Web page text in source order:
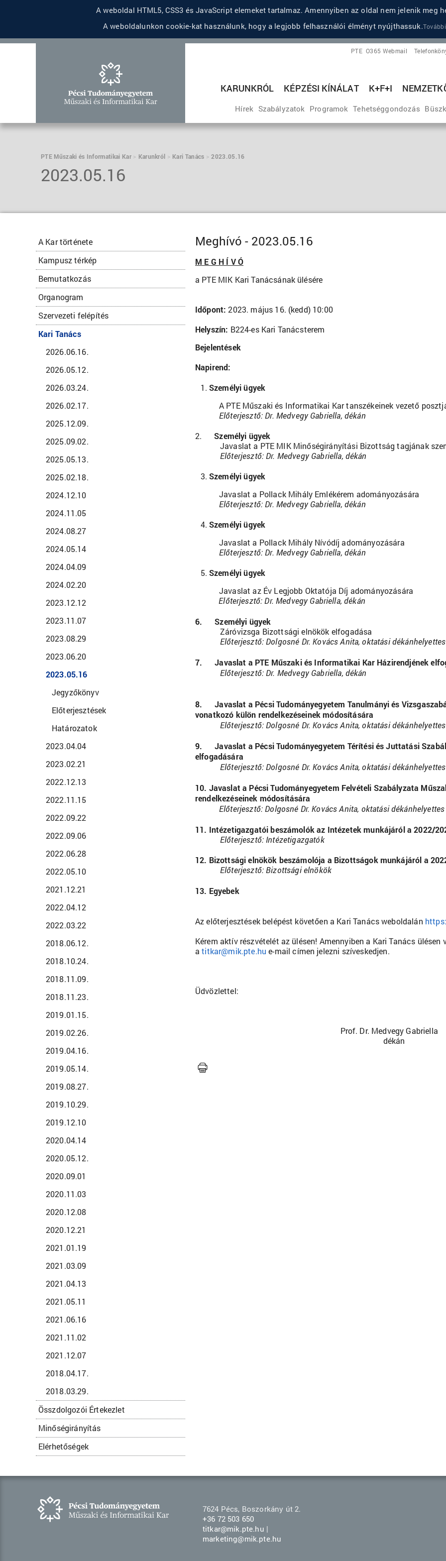
A weboldal HTML5, CSS3 és JavaScript elemeket tartalmaz. Amennyiben az oldal nem jelenik meg
A weboldalunkon cookie-kat használunk, hogy a legjobb felhasználói élményt nyújthassuk.
O365 Webmail
PTE
KARUNKRÓL KÉPZÉSI KÍNÁLAT K+F+I
Hírek Szabályzatok Programok Tehetséggondozás
PTE Műszaki és Informatikai Kar Karunkról Kari Tanács 2023.05.16
2023.05.16
A Kar története
Kampusz térkép
Bemutatkozás
Organogram
Szervezeti felépítés
Kari Tanács
2026.06.16.
2026.05.12.
2026.03.24.
2026.02.17.
2025.12.09.
2025.09.02.
2025.05.13.
2025.02.18.
2024.12.10
2024.11.05
2024.08.27
2024.05.14
2024.04.09
2024.02.20
2023.12.12
2023.11.07
2023.08.29
2023.06.20
2023.05.16
Jegyzőkönyv
Előterjesztések
Határozatok
2023.04.04
2023.02.21
2022.12.13
2022.11.15
2022.09.22
2022.09.06
2022.06.28
2022.05.10
2021.12.21
2022.04.12
2022.03.22
2018.06.12.
2018.10.24.
2018.11.09.
2018.11.23.
2019.01.15.
2019.02.26.
2019.04.16.
2019.05.14.
2019.08.27.
2019.10.29.
2019.12.10
2020.04.14
2020.05.12.
2020.09.01
2020.11.03
2020.12.08
2020.12.21
2021.01.19
2021.03.09
2021.04.13
2021.05.11
2021.06.16
2021.11.02
2021.12.07
2018.04.17.
2018.03.29.
Összdolgozói Értekezlet
Minőségirányítás
Elérhetőségek
Meghívó - 2023.05.16
M E G H Í V Ó
a PTE MIK Kari Tanácsának ülésére
Időpont:2023. május 16. (kedd) 10:00
Helyszín: B224-es Kari Tanácsterem
Bejelentések
Napirend:
Személyi ügyek
A PTE Műszaki és Informatikai Kar tanszékeinek vezető
Előterjesztő: Dr. Medvegy Gabriella, dékán
2.
Személyi ügyek
Javaslat a PTE MIK Minőségirányítási Bizottság tagjának
Előterjesztő: Dr. Medvegy Gabriella, dékán
Személyi ügyek
Javaslat a Pollack Mihály Emlékérem adományozására
Előterjesztő: Dr. Medvegy Gabriella, dékán
Személyi ügyek
Javaslat a Pollack Mihály Nívódíj adományozására
Előterjesztő: Dr. Medvegy Gabriella, dékán
Személyi ügyek
Javaslat az Év Legjobb Oktatója Díj adományozására
Előterjesztő: Dr. Medvegy Gabriella, dékán
6.
Személyi ügyek
Záróvizsga Bizottsági elnökök elfogadása
Előterjesztő: Dolgosné Dr. Kovács Anita, oktatási dékánhelyettes
7.
Javaslat a PTE Műszaki és Informatikai Kar Házirendjének
Előterjesztő: Dr. Medvegy Gabriella, dékán
8.
Javaslat a Pécsi Tudományegyetem Tanulmányi és
vonatkozó külön rendelkezéseinek módosítására
Előterjesztő: Dolgosné Dr. Kovács Anita, oktatási dékánhelyettes
9.
Javaslat a Pécsi Tudományegyetem Térítési és Juttatási
elfogadására
Előterjesztő: Dolgosné Dr. Kovács Anita, oktatási dékánhelyettes
10. Javaslat a Pécsi Tudományegyetem Felvételi Szabályzata
rendelkezéseinek módosítására
Előterjesztő: Dolgosné Dr. Kovács Anita, oktatási dékánhelyettes
11. Intézetigazgatói beszámolók az Intézetek munkájáról a 2022/
Előterjesztő: Intézetigazgatók
12. Bizottsági elnökök beszámolója a Bizottságok munkájáról a
Előterjesztő: Bizottsági elnökök
13. Egyebek
Az előterjesztések belépést követően a Kari Tanács weboldalán
Kérem aktív részvételét az ülésen! Amennyiben a Kari Tanács
atitkar@mik.pte.hu e-mail címen jelezni szíveskedjen.
Üdvözlettel:
Prof. Dr. Medvegy Gabriella
dékán
7624 Pécs, Boszorkány út 2.
+36 72 503 650
titkar@mik.pte.hu |
marketing@mik.pte.hu